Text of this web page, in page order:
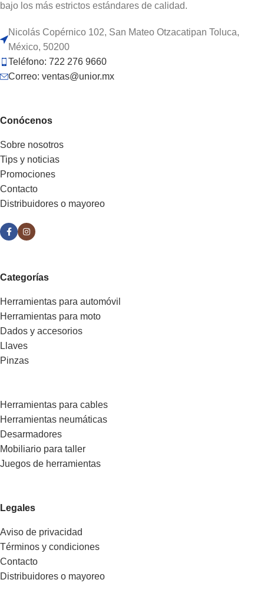
bajo los más estrictos estándares de calidad.
Nicolás Copérnico 102, San Mateo Otzacatipan Toluca,
México, 50200
Teléfono: 722 276 9660
Correo: ventas@unior.mx
Conócenos
Sobre nosotros
Tips y noticias
Promociones
Contacto
Distribuidores o mayoreo
Categorías
Herramientas para automóvil
Herramientas para moto
Dados y accesorios
Llaves
Pinzas
Herramientas para cables
Herramientas neumáticas
Desarmadores
Mobiliario para taller
Juegos de herramientas
Legales
Aviso de privacidad
Términos y condiciones
Contacto
Distribuidores o mayoreo